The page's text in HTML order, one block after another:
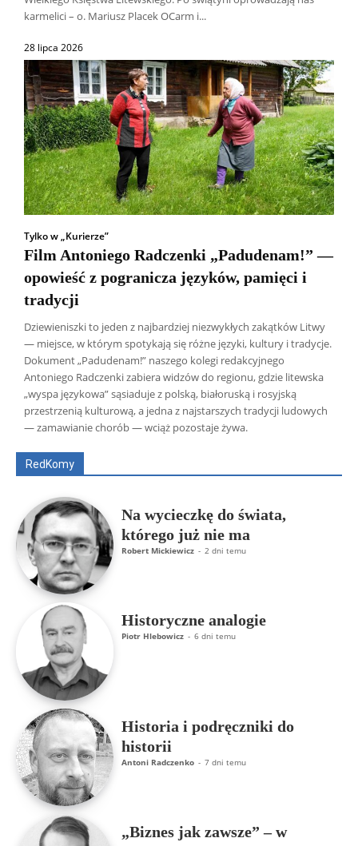
karmelici – o. Mariusz Placek OCarm i...
28 lipca 2026
Tylko w „Kurierze”
Film Antoniego Radczenki „Padudenam!” —
opowieść z pogranicza języków, pamięci i
tradycji
Dziewieniszki to jeden z najbardziej niezwykłych zakątków Litwy
— miejsce, w którym spotykają się różne języki, kultury i tradycje.
Dokument „Padudenam!” naszego kolegi redakcyjnego
Antoniego Radczenki zabiera widzów do regionu, gdzie litewska
„wyspa językowa” sąsiaduje z polską, białoruską i rosyjską
przestrzenią kulturową, a jedna z najstarszych tradycji ludowych
— zamawianie chorób — wciąż pozostaje żywa.
RedKomy
Wszyscy Aleksander Borowik
Antoni Radczenko
Artur Płokszto
Grzegorz Górny
ks. Jarosław Wąsowicz SDB
Na wycieczkę do świata,
którego już nie ma
Robert Mickiewicz - 2 dni temu
Historyczne analogie
Piotr Hlebowicz - 6 dni temu
Historia i podręczniki do
historii
Antoni Radczenko - 7 dni temu
„Biznes jak zawsze” – w